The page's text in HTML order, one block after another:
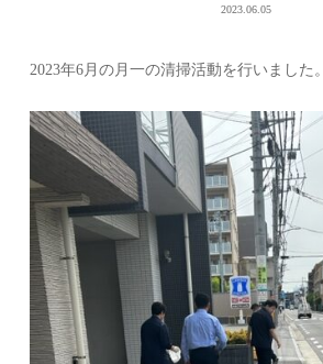
2023.06.05
2023年6月の月一の清掃活動を行いました。